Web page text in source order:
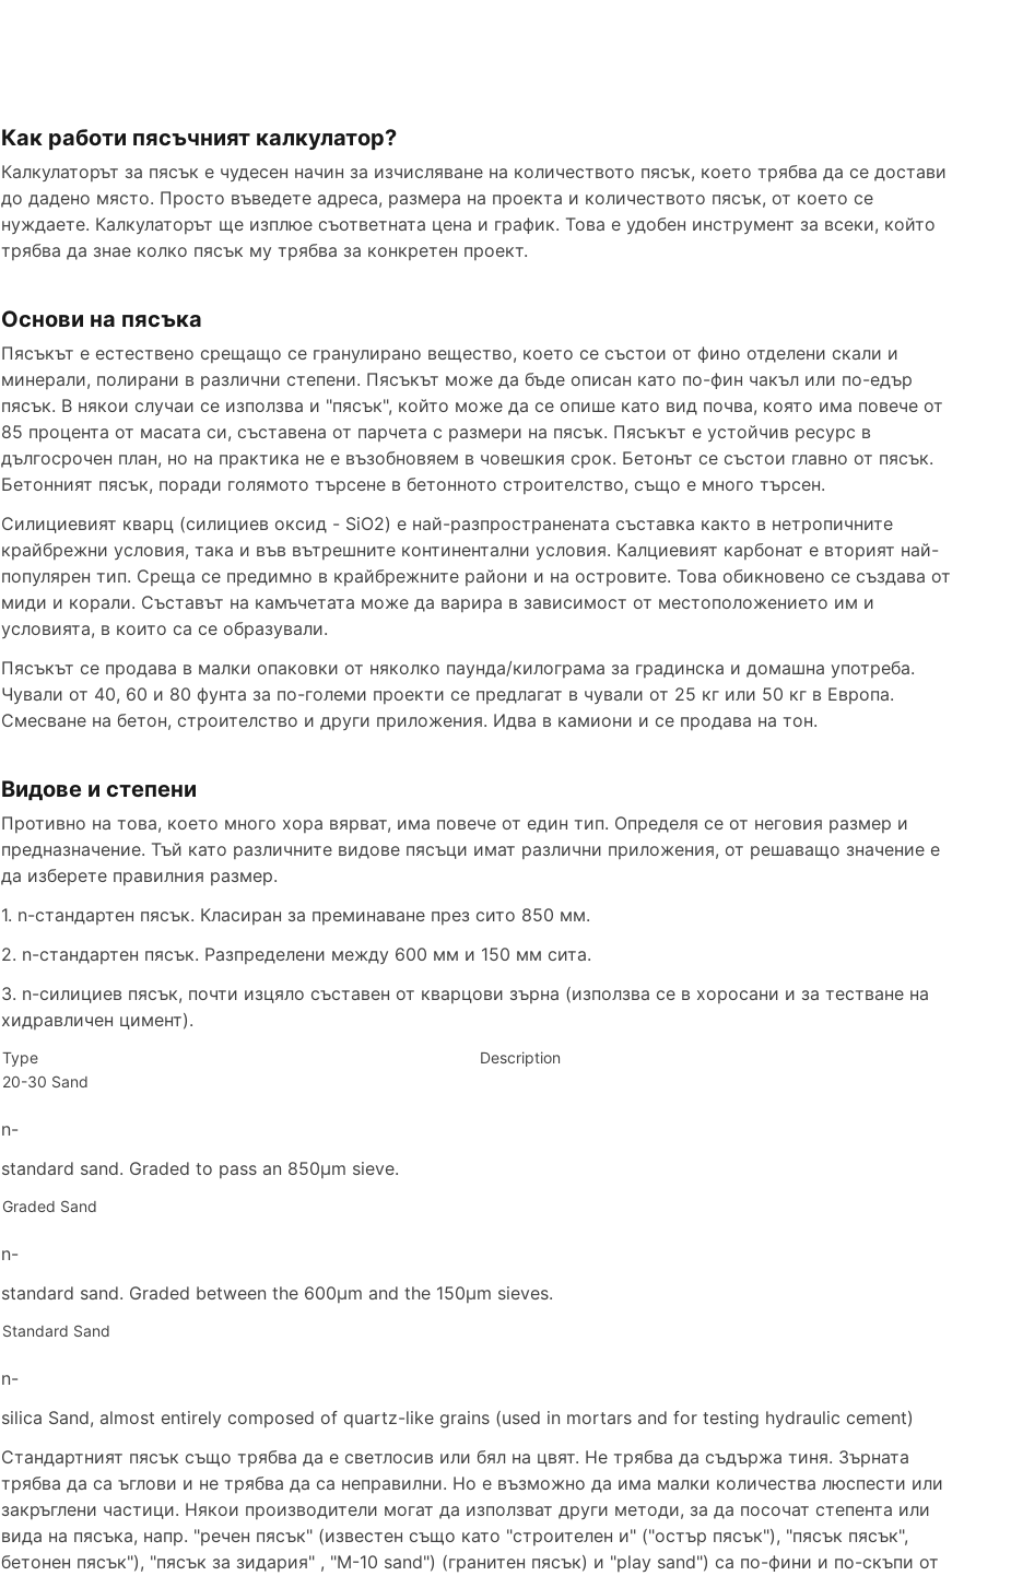
Как работи пясъчният калкулатор?
Калкулаторът за пясък е чудесен начин за изчисляване на количеството пясък, което трябва да се достави
до дадено място. Просто въведете адреса, размера на проекта и количеството пясък, от което се
нуждаете. Калкулаторът ще изплюе съответната цена и график. Това е удобен инструмент за всеки, който
трябва да знае колко пясък му трябва за конкретен проект.
Основи на пясъка
Пясъкът е естествено срещащо се гранулирано вещество, което се състои от фино отделени скали и
минерали, полирани в различни степени. Пясъкът може да бъде описан като по-фин чакъл или по-едър
пясък. В някои случаи се използва и "пясък", който може да се опише като вид почва, която има повече от
85 процента от масата си, съставена от парчета с размери на пясък. Пясъкът е устойчив ресурс в
дългосрочен план, но на практика не е възобновяем в човешкия срок. Бетонът се състои главно от пясък.
Бетонният пясък, поради голямото търсене в бетонното строителство, също е много търсен.
Силициевият кварц (силициев оксид - SiO2) е най-разпространената съставка както в нетропичните
крайбрежни условия, така и във вътрешните континентални условия. Калциевият карбонат е вторият най-
популярен тип. Среща се предимно в крайбрежните райони и на островите. Това обикновено се създава от
миди и корали. Съставът на камъчетата може да варира в зависимост от местоположението им и
условията, в които са се образували.
Пясъкът се продава в малки опаковки от няколко паунда/килограма за градинска и домашна употреба.
Чували от 40, 60 и 80 фунта за по-големи проекти се предлагат в чували от 25 кг или 50 кг в Европа.
Смесване на бетон, строителство и други приложения. Идва в камиони и се продава на тон.
Видове и степени
Противно на това, което много хора вярват, има повече от един тип. Определя се от неговия размер и
предназначение. Тъй като различните видове пясъци имат различни приложения, от решаващо значение е
да изберете правилния размер.
1. n-стандартен пясък. Класиран за преминаване през сито 850 мм.
2. n-стандартен пясък. Разпределени между 600 мм и 150 мм сита.
3. n-силициев пясък, почти изцяло съставен от кварцови зърна (използва се в хоросани и за тестване на
хидравличен цимент).
Type
Description
20-30 Sand
n-
standard sand. Graded to pass an 850μm sieve.
Graded Sand
n-
standard sand. Graded between the 600μm and the 150μm sieves.
Standard Sand
n-
silica Sand, almost entirely composed of quartz-like grains (used in mortars and for testing hydraulic cement)
Стандартният пясък също трябва да е светлосив или бял на цвят. Не трябва да съдържа тиня. Зърната
трябва да са ъглови и не трябва да са неправилни. Но е възможно да има малки количества люспести или
закръглени частици. Някои производители могат да използват други методи, за да посочат степента или
вида на пясъка, напр. "речен пясък" (известен също като "строителен и" ("остър пясък"), "пясък пясък",
бетонен пясък"), "пясък за зидария" , "M-10 sand") (гранитен пясък) и "play sand") са по-фини и по-скъпи от